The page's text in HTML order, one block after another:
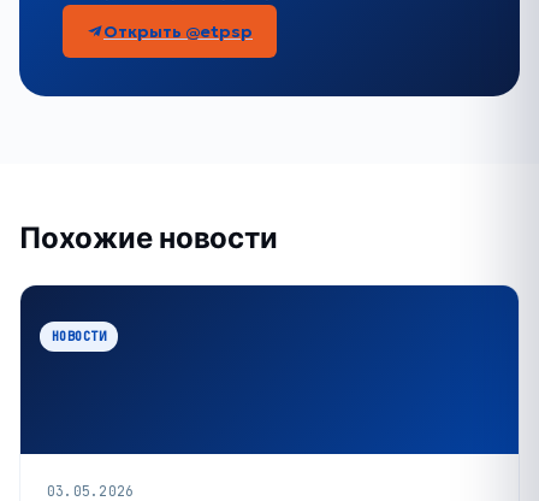
Открыть @etpsp
Похожие новости
НОВОСТИ
03.05.2026